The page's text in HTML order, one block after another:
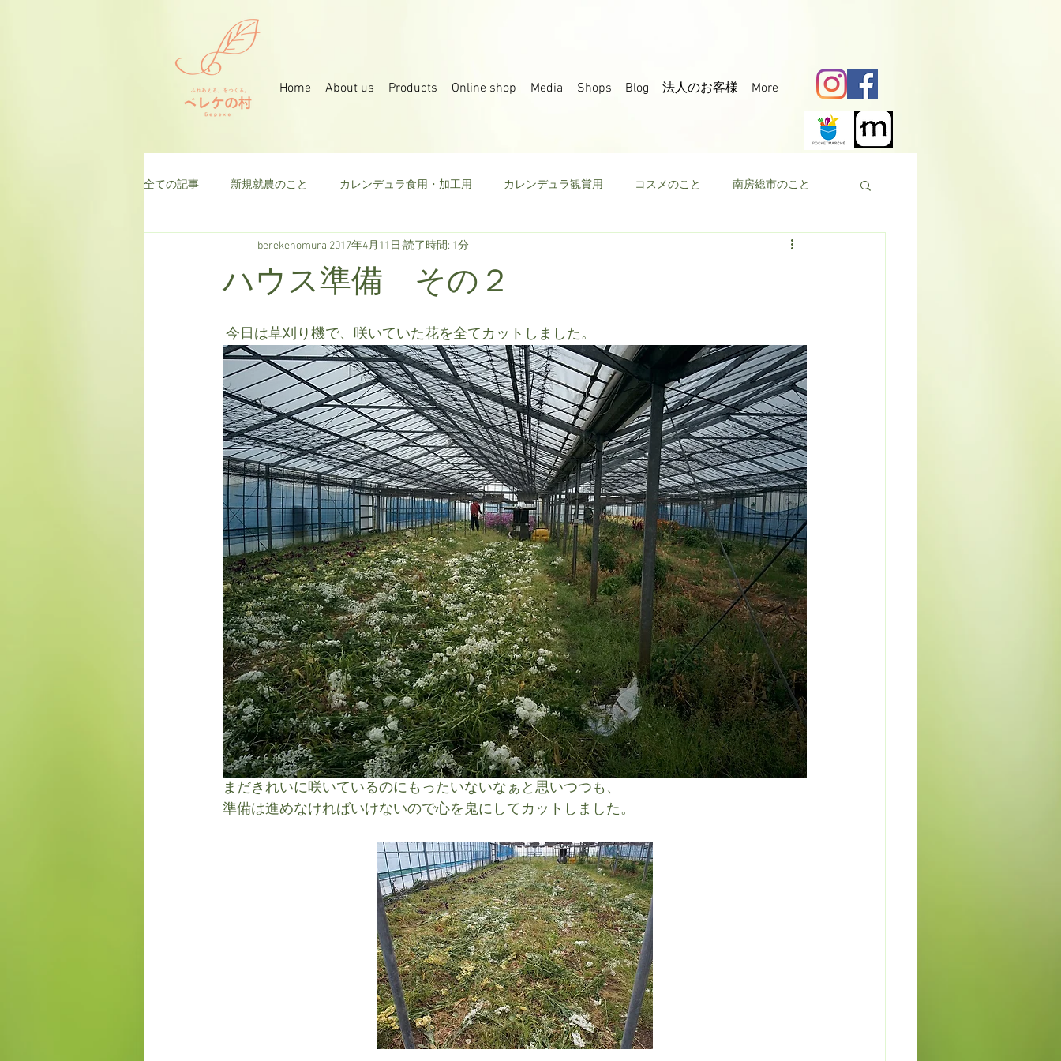
Home About us Products Online shop Media Shops Blog 法人のお客様 More
全ての記事 新規就農のこと カレンデュラ食用・加工用 カレンデュラ観賞用 コスメのこと 南房総市のこと
そら豆 ハーブ 果樹 食用菜の花
ハウス準備 その２
berekenomura 2017年4月11日 読了時間: 1分
今日は草刈り機で、咲いていた花を全てカットしました。
まだきれいに咲いているのにもったいないなぁと思いつつも、
準備は進めなければいけないので心を鬼にしてカットしました。